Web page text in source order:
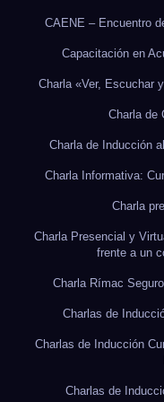
CAENE – Encuentro
Capacitación en
Charla «Ver, Escuchar
Charla de
Charla de Inducción
Charla Informativa:
Charla
Charla Presencial y
frente a un
Charla Rímac
Charlas de
Charlas de Inducción
Charlas de